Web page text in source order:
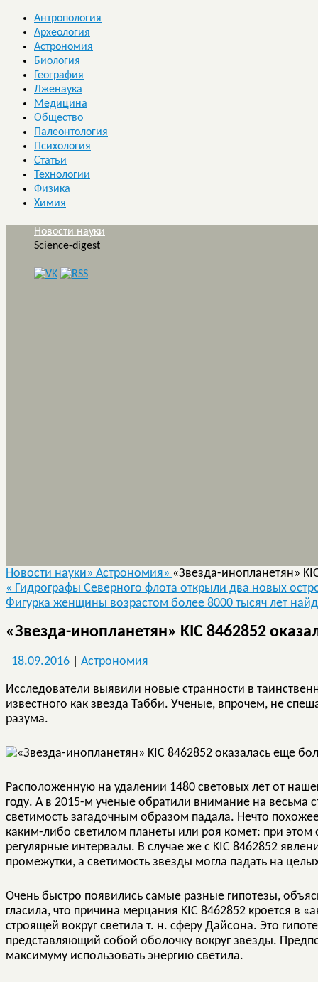
Антропология
Археология
Астрономия
Биология
География
Лженаука
Медицина
Общество
Палеонтология
Психология
Статьи
Технологии
Физика
Химия
Новости науки
Science-digest
Новости науки» Астрономия» «Звезда-инопланетян»
« Гидрографы Северного флота открыли два новых
Фигурка женщины возрастом более 8000 тысяч лет
«Звезда-инопланетян» KIC 8462852
18.09.2016 Астрономия
Исследователи выявили новые странности в
известного как звезда Табби. Ученые, впрочем, не
разума.
Расположенную на удалении 1480 световых лет от
году. А в 2015-м ученые обратили внимание на весьма
светимость загадочным образом падала. Нечто
каким-либо светилом планеты или роя комет: при этом
регулярные интервалы. В случае же с KIC 8462852
промежутки, а светимость звезды могла падать на
Очень быстро появились самые разные гипотезы,
гласила, что причина мерцания KIC 8462852 кроется в
строящей вокруг светила т. н. сферу Дайсона. Это
представляющий собой оболочку вокруг звезды.
максимуму использовать энергию светила.